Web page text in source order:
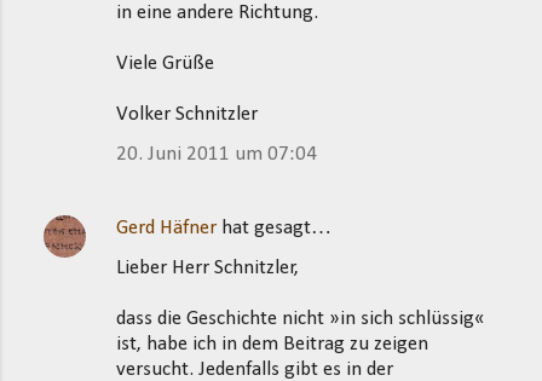
in eine andere Richtung.
Viele Grüße
Volker Schnitzler
20. Juni 2011 um 07:04
Gerd Häfner hat gesagt…
Lieber Herr Schnitzler,
dass die Geschichte nicht »in sich schlüssig«
ist, habe ich in dem Beitrag zu zeigen
versucht. Jedenfalls gibt es in der